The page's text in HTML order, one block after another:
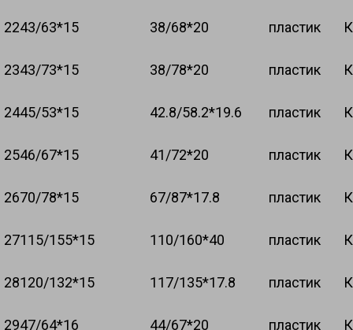
2243/63*15 38/68*20 пластик
2343/73*15 38/78*20 пластик
2445/53*15 42.8/58.2*19.6 пластик
2546/67*15 41/72*20 пластик
2670/78*15 67/87*17.8 пластик
27115/155*15 110/160*40 пластик
28120/132*15 117/135*17.8 пластик
2947/64*16 44/67*20 пластик